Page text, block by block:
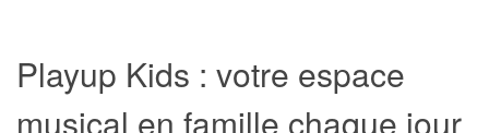
Playup Kids : votre espace
musical en famille chaque jour